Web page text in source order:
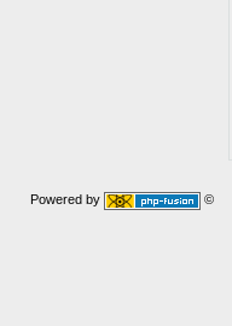
Powered by ©